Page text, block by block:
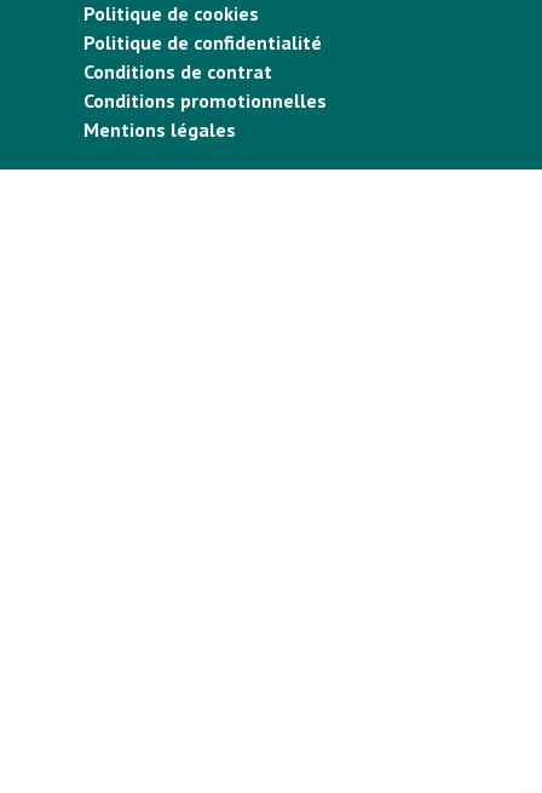
Politique de cookies
Politique de confidentialité
Conditions de contrat
Conditions promotionnelles
Mentions légales